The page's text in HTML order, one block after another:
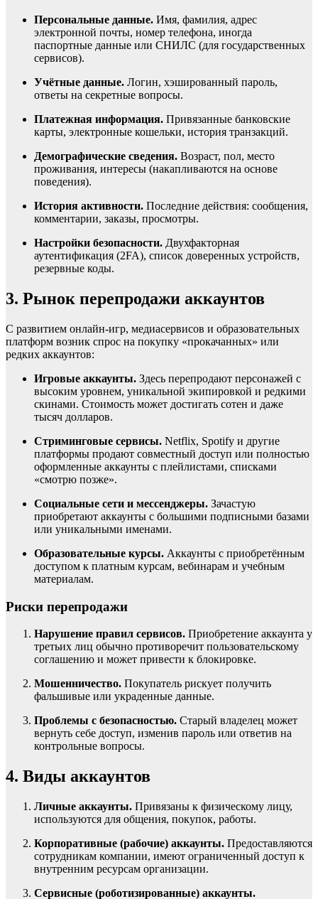
Персональные данные. Имя, фамилия, адрес
электронной почты, номер телефона, иногда
паспортные данные или СНИЛС (для государственных
сервисов).
Учётные данные. Логин, хэшированный пароль,
ответы на секретные вопросы.
Платежная информация. Привязанные банковские
карты, электронные кошельки, история транзакций.
Демографические сведения. Возраст, пол, место
проживания, интересы (накапливаются на основе
поведения).
История активности. Последние действия: сообщения,
комментарии, заказы, просмотры.
Настройки безопасности. Двухфакторная
аутентификация (2FA), список доверенных устройств,
резервные коды.
3. Рынок перепродажи аккаунтов
С развитием онлайн-игр, медиасервисов и образовательных
платформ возник спрос на покупку «прокачанных» или
редких аккаунтов:
Игровые аккаунты. Здесь перепродают персонажей с
высоким уровнем, уникальной экипировкой и редкими
скинами. Стоимость может достигать сотен и даже
тысяч долларов.
Стриминговые сервисы. Netflix, Spotify и другие
платформы продают совместный доступ или полностью
оформленные аккаунты с плейлистами, списками
«смотрю позже».
Социальные сети и мессенджеры. Зачастую
приобретают аккаунты с большими подписными базами
или уникальными именами.
Образовательные курсы. Аккаунты с приобретённым
доступом к платным курсам, вебинарам и учебным
материалам.
Риски перепродажи
Нарушение правил сервисов. Приобретение аккаунта у
третьих лиц обычно противоречит пользовательскому
соглашению и может привести к блокировке.
Мошенничество. Покупатель рискует получить
фальшивые или украденные данные.
Проблемы с безопасностью. Старый владелец может
вернуть себе доступ, изменив пароль или ответив на
контрольные вопросы.
4. Виды аккаунтов
Личные аккаунты. Привязаны к физическому лицу,
используются для общения, покупок, работы.
Корпоративные (рабочие) аккаунты. Предоставляются
сотрудникам компании, имеют ограниченный доступ к
внутренним ресурсам организации.
Сервисные (роботизированные) аккаунты.